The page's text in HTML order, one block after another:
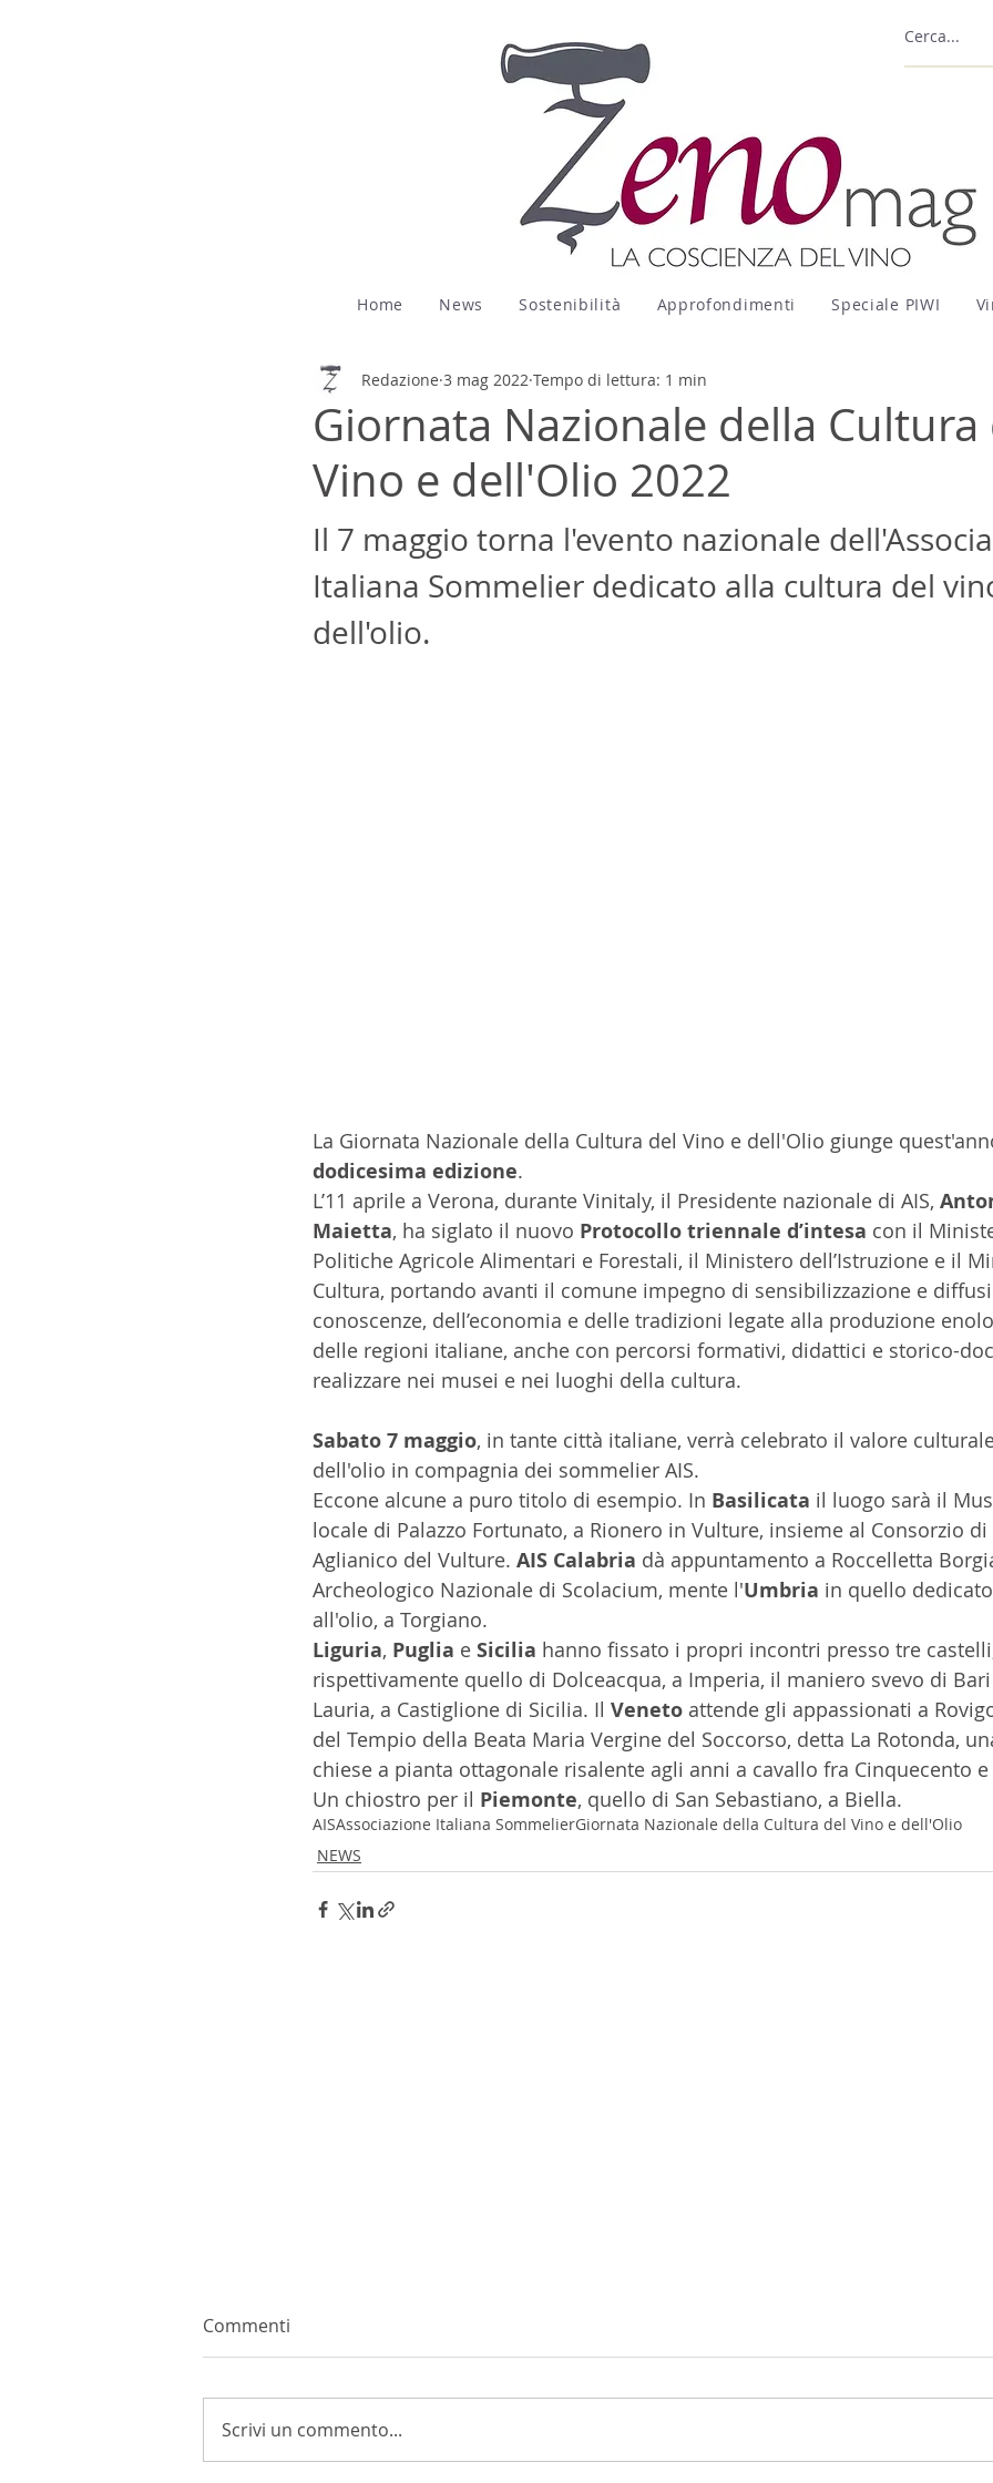
Home News Sostenibilità Approfondimenti Speciale PIWI
Giornata Nazionale della Cultura
Vino e dell'Olio 2022
Redazione 3 mag 2022 Tempo di lettura: 1 min
Il 7 maggio torna l'evento nazionale
Italiana Sommelier dedicato alla cultura del
dell'olio.
La Giornata Nazionale della Cultura del Vino e dell'Olio giunge
dodicesima edizione.
L’11 aprile a Verona, durante Vinitaly, il Presidente nazionale di AIS,
Maietta, ha siglato il nuovo Protocollo triennale d’intesa con il
Politiche Agricole Alimentari e Forestali, il Ministero dell’Istruzione e il
Cultura, portando avanti il comune impegno di sensibilizzazione e
conoscenze, dell’economia e delle tradizioni legate alla produzione
delle regioni italiane, anche con percorsi formativi, didattici e storico-
realizzare nei musei e nei luoghi della cultura.
Sabato 7 maggio, in tante città italiane, verrà celebrato il valore
dell'olio in compagnia dei sommelier AIS.
Eccone alcune a puro titolo di esempio. In Basilicata il luogo sarà il
locale di Palazzo Fortunato, a Rionero in Vulture, insieme al Consorzio di
Aglianico del Vulture. AIS Calabria dà appuntamento a Roccelletta
Archeologico Nazionale di Scolacium, mente l'Umbria in quello
all'olio, a Torgiano.
Liguria, Puglia e Sicilia hanno fissato i propri incontri presso tre
rispettivamente quello di Dolceacqua, a Imperia, il maniero svevo di
Lauria, a Castiglione di Sicilia. Il Veneto attende gli appassionati a
del Tempio della Beata Maria Vergine del Soccorso, detta La Rotonda,
chiese a pianta ottagonale risalente agli anni a cavallo fra Cinquecento e
Un chiostro per il Piemonte, quello di San Sebastiano, a Biella.
AISAssociazione Italiana SommelierGiornata Nazionale della Cultura del Vino e dell'Olio
NEWS
Commenti
Scrivi un commento...